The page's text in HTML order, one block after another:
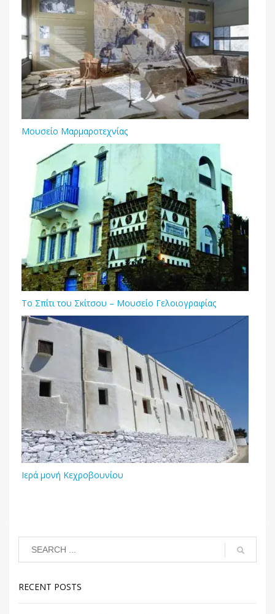
Μουσείο Μαρμαροτεχνίας
Το Σπίτι του Σκίτσου – Μουσείο Γελοιογραφίας
Ιερά μονή Κεχροβουνίου
RECENT POSTS